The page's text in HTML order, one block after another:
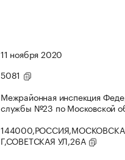
11 ноября 2020
5081
Межрайонная инспекция
службы №23 по Московской
Г,СОВЕТСКАЯ УЛ,26А